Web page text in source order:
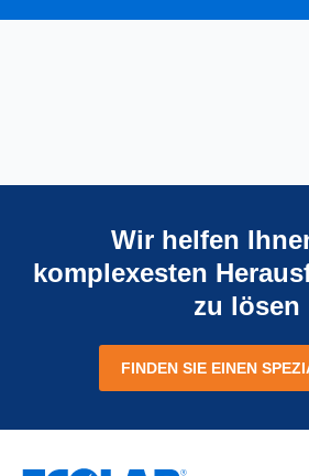
Wir helfen
komplexesten
zu lösen
FINDEN SIE EINEN